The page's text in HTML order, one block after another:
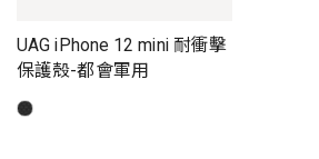
UAG iPhone 12 mini 耐衝擊
保護殼-都會軍用